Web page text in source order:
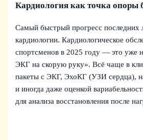
Кардиология как точка опоры
Самый быстрый прогресс
кардиологии. Кардиологическое
спортсменов в 2025 году — это уже
ЭКГ на скорую руку». Всё чаще в
пакеты с ЭКГ, ЭхоКГ (УЗИ сердца),
и иногда даже оценкой
для анализа восстановления после